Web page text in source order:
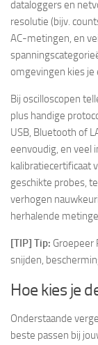
dataloggers en
resolutie (bijv.
AC-metingen, en
omgevingen kies
Bij oscilloscopen
plus handige
USB, Bluetooth of
eenvoudig, en veel
kalibratiecertificaat
geschikte probes,
verhogen
herhalende
[TIP] Tip: Groepeer
snijden,
Hoe kies je
Onderstaande
beste passen bij